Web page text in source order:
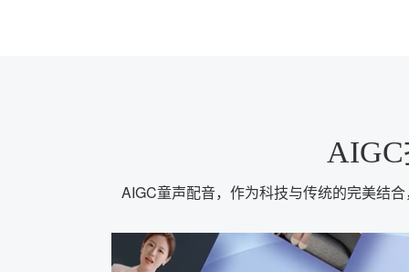
AIGC童声配音，作为科技与传统的完美结